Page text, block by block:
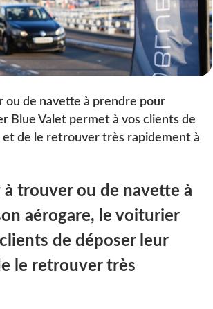
ou de navette à prendre pour
Blue Valet permet à vos clients de
de le retrouver très rapidement à
à trouver ou de navette à
aérogare, le voiturier
de déposer leur
le retrouver très